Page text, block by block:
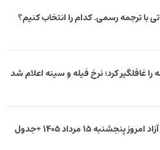
با ترجمه رسمی. کدام را انتخاب کنیم؟
غافلگیر کرد؛ نرخ فیله و سینه اعلام شد
پنجشنبه ۱۵ مرداد ۱۴۰۵ +جدول